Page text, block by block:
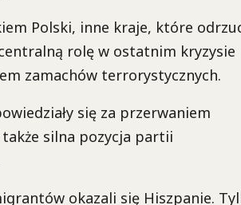
Polski, inne kraje, które
rolę w ostatnim kryzysie
zamachów terrorystycznych.
się za przerwaniem
silna pozycja partii
okazali się Hiszpanie.